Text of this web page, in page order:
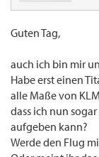
Guten Tag,
auch ich bin mir
Habe erst einen
alle Maße von
dass ich nun
aufgeben kann?
Werde den Flug